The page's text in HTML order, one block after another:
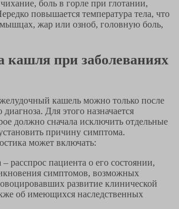
боль в горле при глотании,
повышается температура тела, что
жар или озноб, головную боль,
кашля при заболеваниях
кашель можно только после
Для этого назначается
должно сначала исключить отдельные
причину симптома.
может включать:
– расспрос пациента о его состоянии,
симптомов, возможных
развитие клинической
об имеющихся наследственных